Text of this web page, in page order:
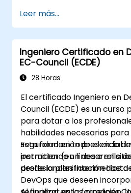
incidentes para
brechas.
Realizar
evaluar el impacto de
Cumplir con los
regulatorios para la
Recuperarse de las
fortalecer la postura de
Leer más...
Ingeniero Certificado en
EC-Council (ECDE)
28 Horas
El certificado Ingeniero en
Council (ECDE) es un curso
para dotar a los
habilidades necesarias
seguridad en todo el ciclo
permitiendo un desarrollo
desde la planificación hasta
Esta formación presencial
instructor (en línea o en
profesionales intermedios
DevOps que deseen